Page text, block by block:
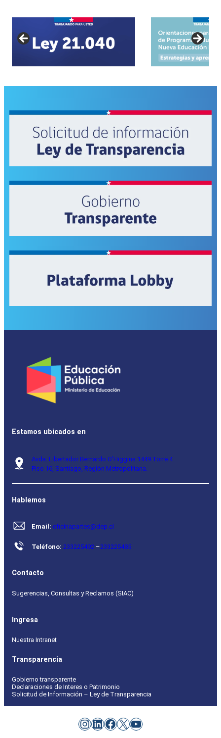
Estamos ubicados en
Avda. Libertador Bernardo O’Higgins 1449 Torre 4
Piso 16, Santiago, Región Metropolitana.
Hablemos
Email: oficinapartes@dep.cl
Teléfono: 233225492 –233225485
Contacto
Sugerencias, Consultas y Reclamos (SIAC)
Ingresa
Nuestra Intranet
Transparencia
Gobierno transparente
Declaraciones de Interes o Patrimonio
Solicitud de Información – Ley de Transparencia
Instagram
LinkedIn
Facebook
X YouTube